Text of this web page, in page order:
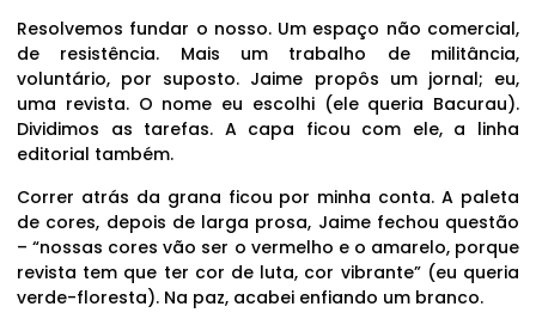
Resolvemos fundar o nosso. Um espaço não comercial,
de resistência. Mais um trabalho de militância,
voluntário, por suposto. Jaime propôs um jornal; eu,
uma revista. O nome eu escolhi (ele queria Bacurau).
Dividimos as tarefas. A capa ficou com ele, a linha
editorial também.
Correr atrás da grana ficou por minha conta. A paleta
de cores, depois de larga prosa, Jaime fechou questão
– “nossas cores vão ser o vermelho e o amarelo, porque
revista tem que ter cor de luta, cor vibrante” (eu queria
verde-floresta). Na paz, acabei enfiando um branco.